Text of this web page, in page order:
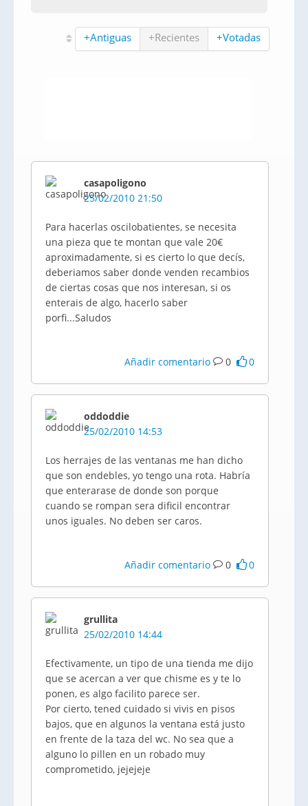
+Antiguas +Recientes +Votadas
casapoligono
25/02/2010 21:50
Para hacerlas oscilobatientes, se necesita
una pieza que te montan que vale 20€
aproximadamente, si es cierto lo que decís,
deberiamos saber donde venden recambios
de ciertas cosas que nos interesan, si os
enterais de algo, hacerlo saber
porfi...Saludos
Añadir comentario 0 0
oddoddie
25/02/2010 14:53
Los herrajes de las ventanas me han dicho
que son endebles, yo tengo una rota. Habría
que enterarase de donde son porque
cuando se rompan sera dificil encontrar
unos iguales. No deben ser caros.
Añadir comentario 0 0
grullita
25/02/2010 14:44
Efectivamente, un tipo de una tienda me dijo
que se acercan a ver que chisme es y te lo
ponen, es algo facilito parece ser.
Por cierto, tened cuidado si vivis en pisos
bajos, que en algunos la ventana está justo
en frente de la taza del wc. No sea que a
alguno lo pillen en un robado muy
comprometido, jejejeje